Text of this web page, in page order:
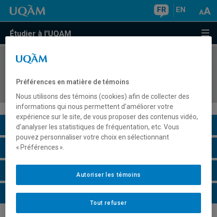
FR EN
Étudier à l'UQAM
COURS//
enjeux
Description du cours
Horaire - Été 2026
Horaire - Automne 2026
Horaire - Hiver 2027
Préférences en matière de témoins
Nous utilisons des témoins (cookies) afin de collecter des
informations qui nous permettent d’améliorer votre
expérience sur le site, de vous proposer des contenus vidéo,
d’analyser les statistiques de fréquentation, etc. Vous
pouvez personnaliser votre choix en sélectionnant
« Préférences ».
Tout refuser
Autoriser les témoins